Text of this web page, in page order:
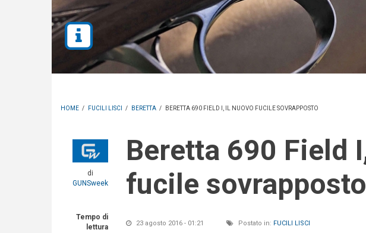
HOME / FUCILI LISCI / BERETTA / BERETTA 690 FIELD I, IL NUOVO FUCILE SOVRAPPOSTO
di
GUNSweek
Tempo di
lettura
Beretta 690 Field I, il nuovo
fucile sovrapposto
23 agosto 2016 - 01:21 Postato in: FUCILI LISCI